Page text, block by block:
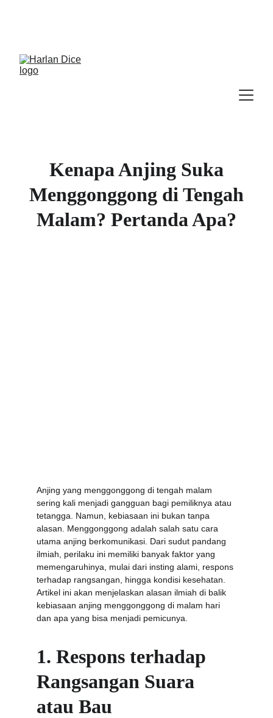
Kenapa Anjing Suka
Menggonggong di Tengah
Malam? Pertanda Apa?
Anjing yang menggonggong di tengah malam
sering kali menjadi gangguan bagi pemiliknya atau
tetangga. Namun, kebiasaan ini bukan tanpa
alasan. Menggonggong adalah salah satu cara
utama anjing berkomunikasi. Dari sudut pandang
ilmiah, perilaku ini memiliki banyak faktor yang
memengaruhinya, mulai dari insting alami, respons
terhadap rangsangan, hingga kondisi kesehatan.
Artikel ini akan menjelaskan alasan ilmiah di balik
kebiasaan anjing menggonggong di malam hari
dan apa yang bisa menjadi pemicunya.
1. Respons terhadap
Rangsangan Suara
atau Bau